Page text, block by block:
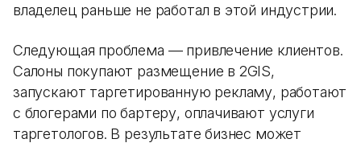
владелец раньше не работал в этой индустрии.
Следующая проблема — привлечение клиентов.
Салоны покупают размещение в 2GIS,
запускают таргетированную рекламу, работают
с блогерами по бартеру, оплачивают услуги
таргетологов. В результате бизнес может